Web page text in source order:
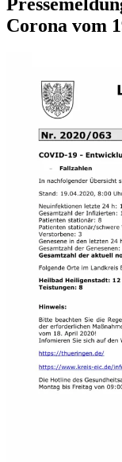
Corona vom